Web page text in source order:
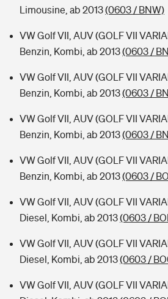
Limousine, ab 2013(0603 / BNW)
VW Golf VII, AUV (GOLF VII
Benzin, Kombi, ab 2013(0603 /
VW Golf VII, AUV (GOLF VII
Benzin, Kombi, ab 2013(0603 /
VW Golf VII, AUV (GOLF VII
Benzin, Kombi, ab 2013(0603 /
VW Golf VII, AUV (GOLF VII
Benzin, Kombi, ab 2013(0603 /
VW Golf VII, AUV (GOLF VII
Diesel, Kombi, ab 2013(0603 /
VW Golf VII, AUV (GOLF VII
Diesel, Kombi, ab 2013(0603 /
VW Golf VII, AUV (GOLF VII